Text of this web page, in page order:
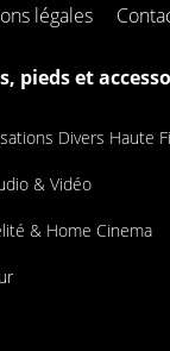
légales
pieds et
Divers Haute
& Vidéo
& Home Cinema